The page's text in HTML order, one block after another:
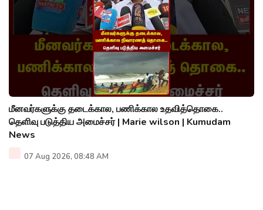
மீனவர்களுக்கு தடைக்கால, பணிக்கால உதவித்தொகை..
தெளிவு படுத்திய அமைச்சர் | Marie wilson | Kumudam
News
07 Aug 2026, 08:48 AM